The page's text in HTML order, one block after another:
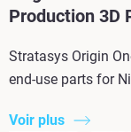
Production 3D
Stratasys Origin
end-use parts for
Voir plus